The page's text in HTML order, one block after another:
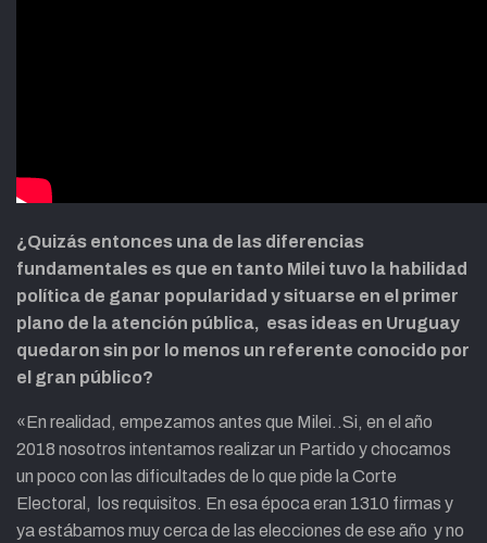
¿Quizás entonces una de las diferencias
fundamentales es que en tanto Milei tuvo la habilidad
política de ganar popularidad y situarse en el primer
plano de la atención pública, esas ideas en Uruguay
quedaron sin por lo menos un referente conocido por
el gran público?
«En realidad, empezamos antes que Milei..Si, en el año
2018 nosotros intentamos realizar un Partido y chocamos
un poco con las dificultades de lo que pide la Corte
Electoral, los requisitos. En esa época eran 1310 firmas y
ya estábamos muy cerca de las elecciones de ese año y no